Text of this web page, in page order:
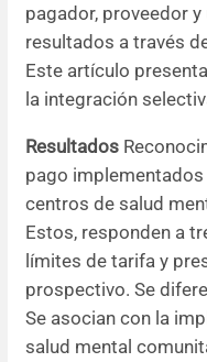
pagador, proveedor
resultados a través
Este artículo
la integración
Resultados
pago
centros de salud
Estos, responden a
límites de tarifa y
prospectivo. Se
Se asocian con la
salud mental